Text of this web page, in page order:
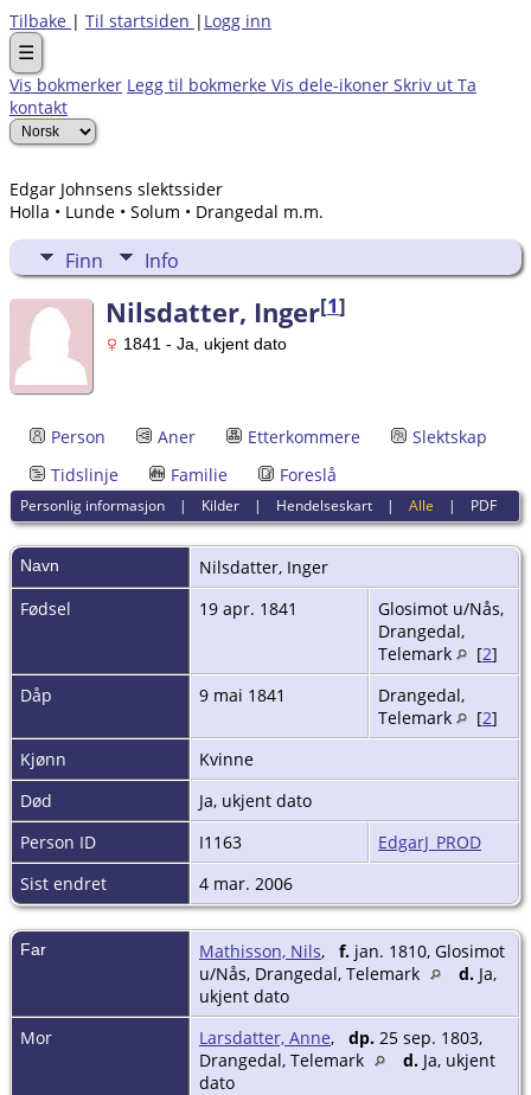
Tilbake | Til startsiden | Logg inn
☰
Vis bokmerker Legg til bokmerke Vis dele-ikoner Skriv ut Ta
kontakt
Edgar Johnsens slektssider
Holla • Lunde • Solum • Drangedal m.m.
Finn Info
Nilsdatter, Inger[1]
1841 - Ja, ukjent dato
Person Aner Etterkommere
Slektskap
Tidslinje
Familie Foreslå
Personlig informasjon | Kilder | Hendelseskart |Alle | PDF
Navn Nilsdatter, Inger
Fødsel
19 apr. 1841
Glosimot u/Nås,
Drangedal,
Telemark
[2]
Dåp
9 mai 1841
Drangedal,
Telemark
[2]
Kjønn
Kvinne
Død
Ja, ukjent dato
Person ID
I1163
EdgarJ_PROD
Sist endret
4 mar. 2006
Far Mathisson, Nils, f. jan. 1810, Glosimot
u/Nås, Drangedal, Telemark
d. Ja,
ukjent dato
Mor
Larsdatter, Anne, dp. 25 sep. 1803,
Drangedal, Telemark
d. Ja, ukjent
dato